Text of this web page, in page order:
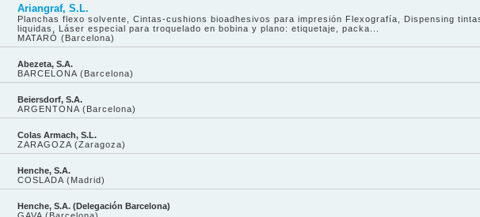
Ariangraf, S.L.
Planchas flexo solvente, Cintas-cushions bioadhesivos para impresión Flexografía, Dispensing
liquidas, Láser especial para troquelado en bobina y plano: etiquetaje, packa...
MATARÓ (Barcelona)
Abezeta, S.A.
BARCELONA (Barcelona)
Beiersdorf, S.A.
ARGENTONA (Barcelona)
Colas Armach, S.L.
ZARAGOZA (Zaragoza)
Henche, S.A.
COSLADA (Madrid)
Henche, S.A. (Delegación Barcelona)